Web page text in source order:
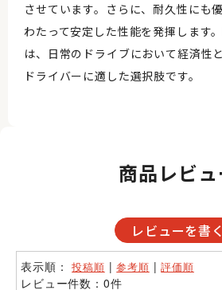
させています。さらに、耐久性にも
わたって安定した性能を発揮します
は、日常のドライブにおいて経済性
ドライバーに適した選択肢です。
商品レビュ
レビューを書く
表示順：投稿順 |参考順 |評価順
レビュー件数：0件